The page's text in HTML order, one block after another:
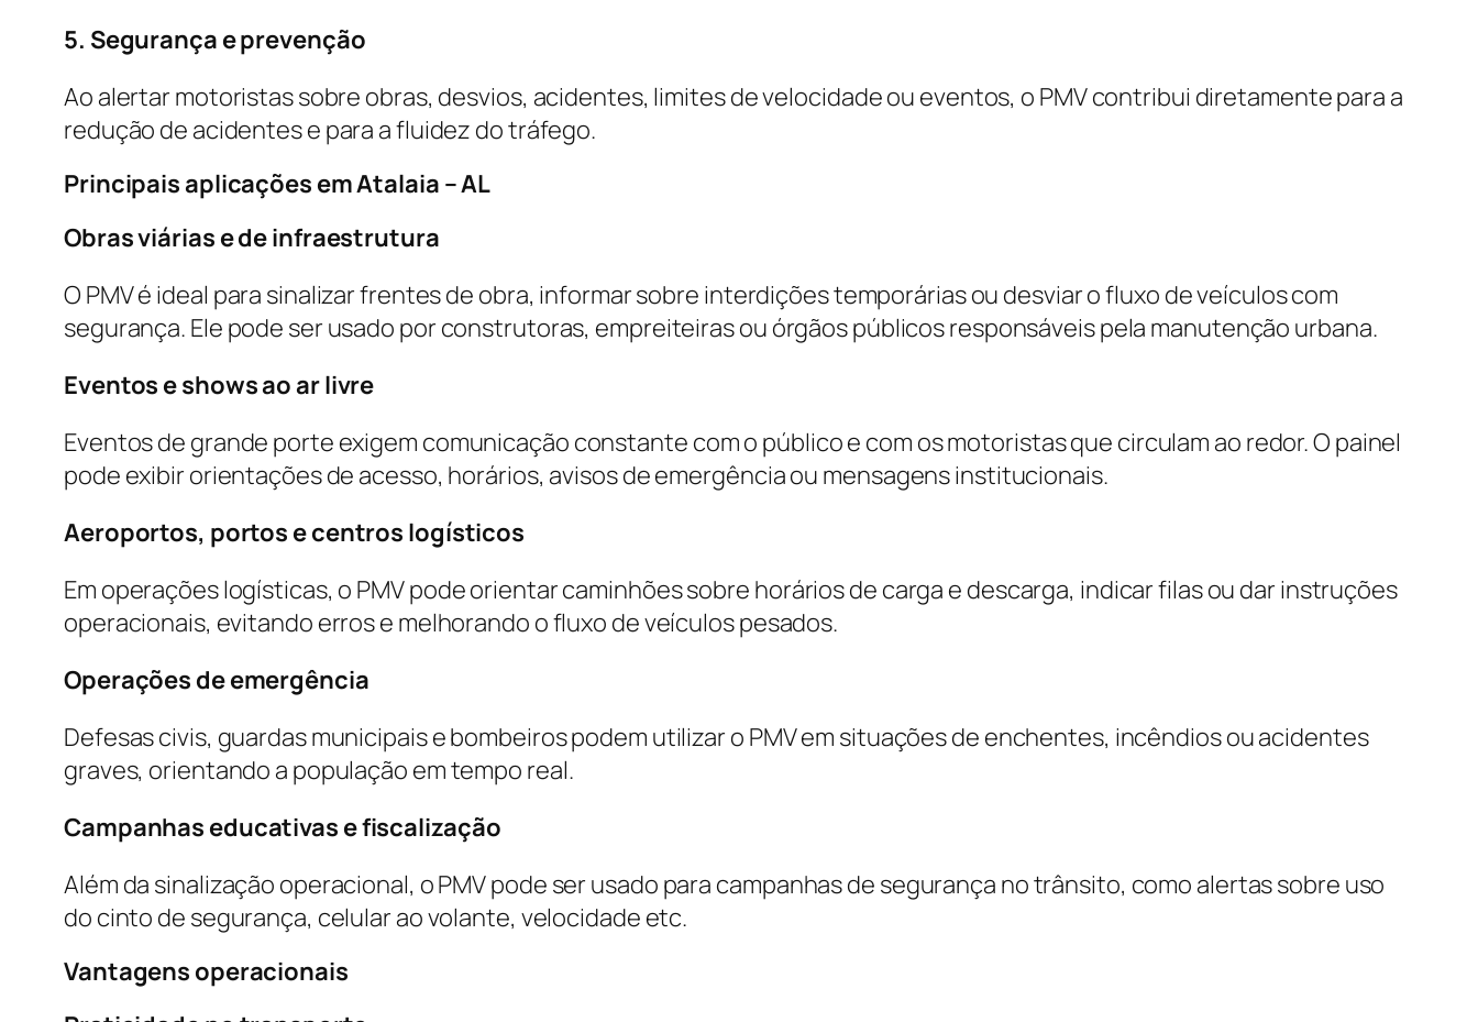
5. Segurança e prevenção
Ao alertar motoristas sobre obras, desvios, acidentes, limites de velocidade ou eventos, o PMV contribui diretamente para a
redução de acidentes e para a fluidez do tráfego.
Principais aplicações em Atalaia – AL
Obras viárias e de infraestrutura
O PMV é ideal para sinalizar frentes de obra, informar sobre interdições temporárias ou desviar o fluxo de veículos com
segurança. Ele pode ser usado por construtoras, empreiteiras ou órgãos públicos responsáveis pela manutenção urbana.
Eventos e shows ao ar livre
Eventos de grande porte exigem comunicação constante com o público e com os motoristas que circulam ao redor. O painel
pode exibir orientações de acesso, horários, avisos de emergência ou mensagens institucionais.
Aeroportos, portos e centros logísticos
Em operações logísticas, o PMV pode orientar caminhões sobre horários de carga e descarga, indicar filas ou dar instruções
operacionais, evitando erros e melhorando o fluxo de veículos pesados.
Operações de emergência
Defesas civis, guardas municipais e bombeiros podem utilizar o PMV em situações de enchentes, incêndios ou acidentes
graves, orientando a população em tempo real.
Campanhas educativas e fiscalização
Além da sinalização operacional, o PMV pode ser usado para campanhas de segurança no trânsito, como alertas sobre uso
do cinto de segurança, celular ao volante, velocidade etc.
Vantagens operacionais